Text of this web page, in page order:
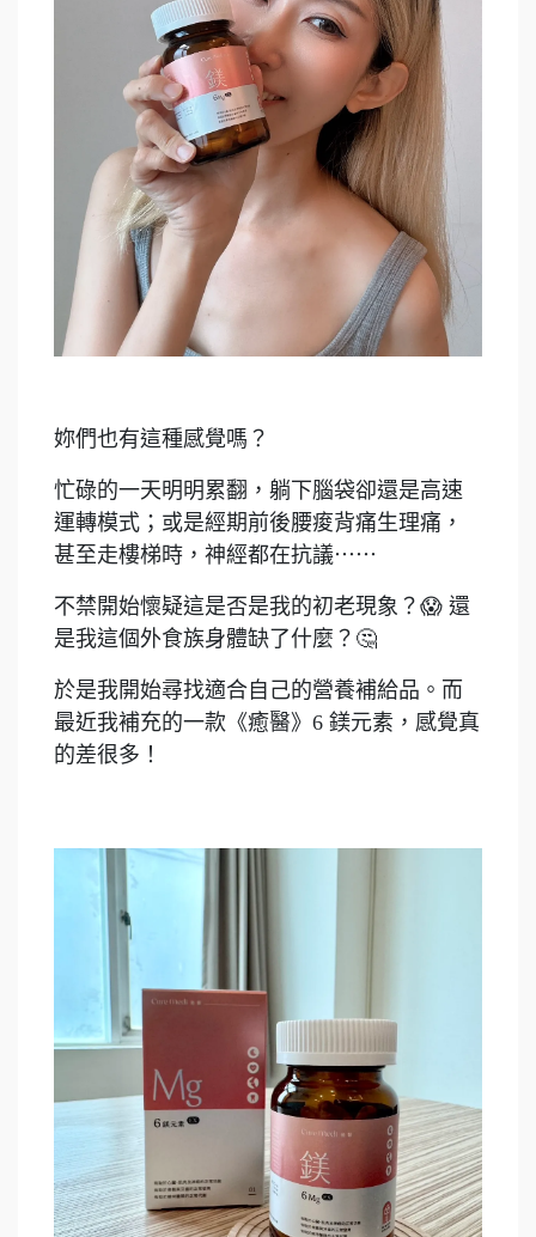
妳們也有這種感覺嗎？
忙碌的一天明明累翻，躺下腦袋卻還是高速
運轉模式；或是經期前後腰痠背痛生理痛，
甚至走樓梯時，神經都在抗議⋯⋯
不禁開始懷疑這是否是我的初老現象？😱 還
是我這個外食族身體缺了什麼？🤔
於是我開始尋找適合自己的營養補給品。而
最近我補充的一款《癒醫》6 鎂元素，感覺真
的差很多！